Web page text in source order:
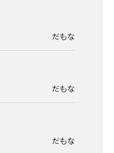
だもな
だもな
だもな